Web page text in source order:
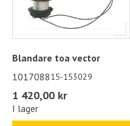
Blandare toa vector
101708815-153029
1 420,00 kr
I lager